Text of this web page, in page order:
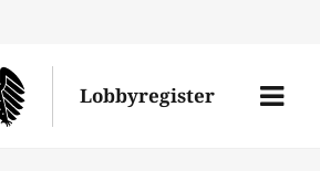
Lobbyregister
Menü